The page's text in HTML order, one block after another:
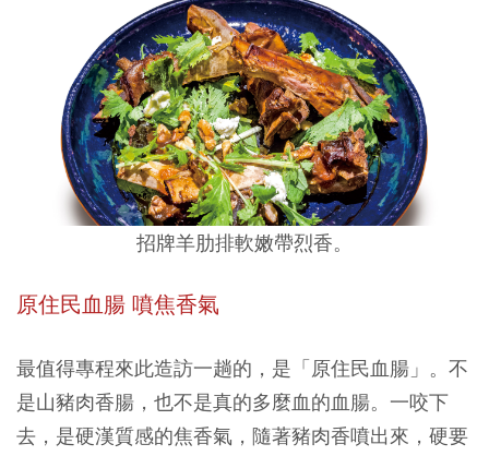
招牌羊肋排軟嫩帶烈香。
原住民血腸 噴焦香氣
最值得專程來此造訪一趟的，是「原住民血腸」。不
是山豬肉香腸，也不是真的多麼血的血腸。一咬下
去，是硬漢質感的焦香氣，隨著豬肉香噴出來，硬要